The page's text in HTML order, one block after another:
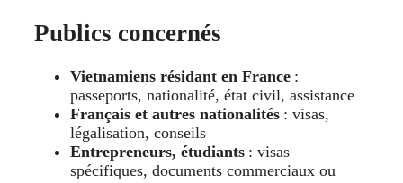
Publics concernés
Vietnamiens résidant en France :
passeports, nationalité, état civil, assistance
Français et autres nationalités : visas,
légalisation, conseils
Entrepreneurs, étudiants : visas
spécifiques, documents commerciaux ou